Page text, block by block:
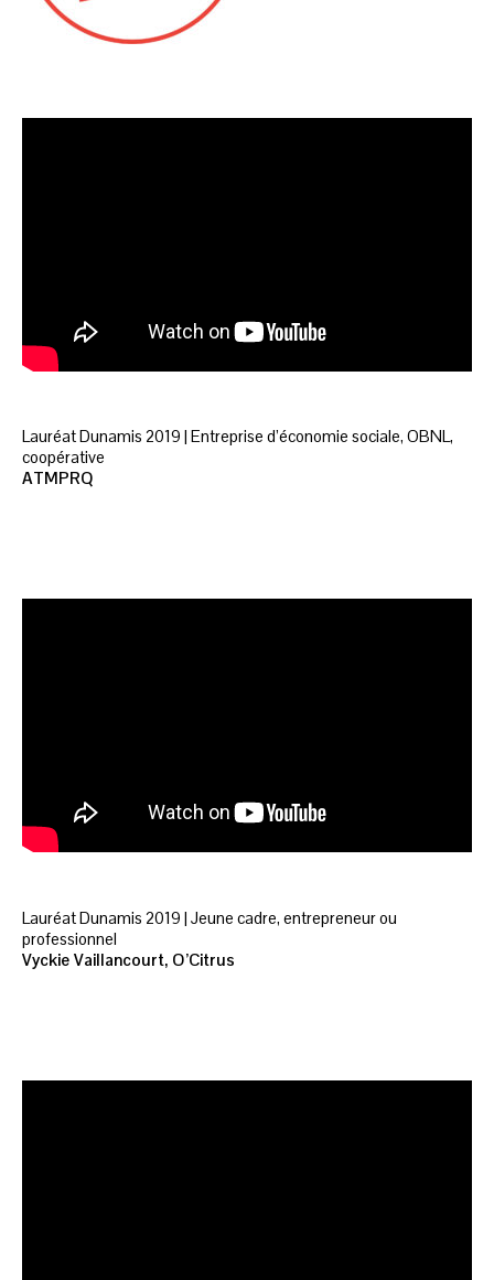
Lauréat Dunamis 2019 | Entreprise d’économie sociale, OBNL,
coopérative
ATMPRQ
Lauréat Dunamis 2019 | Jeune cadre, entrepreneur ou
professionnel
Vyckie Vaillancourt, O’Citrus